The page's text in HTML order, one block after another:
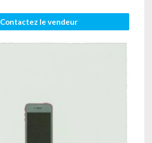
Contactez le vendeur